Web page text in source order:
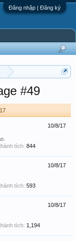
Đăng nhập | Đăng ký
08-2017
#49
10/8/17
tích: 844
10/8/17
tích: 593
10/8/17
tích: 1,194